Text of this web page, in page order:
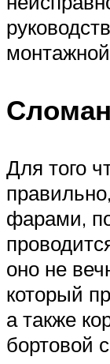
Для того
фарами,
оно не
который
а также
бортовой